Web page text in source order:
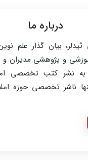
درباره ما
ثیدلر، بیان گذار علم
و پژوهشی مدیران و
نشر کتب تخصصی
تنها ناشر تخصصی حوزه